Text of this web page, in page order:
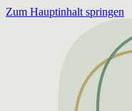
Zum Hauptinhalt springen